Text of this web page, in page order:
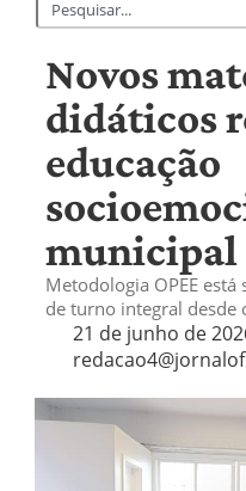
Novos
didáticos
educação
municipal
Metodologia OPEE
de turno integral desde
21 de junho de